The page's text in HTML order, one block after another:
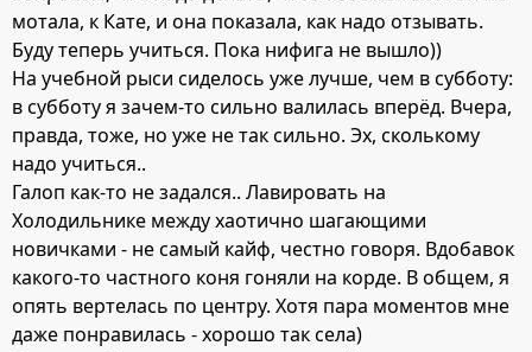
мотала, к Кате, и она показала, как надо отзывать.
Буду теперь учиться. Пока нифига не вышло))
На учебной рыси сиделось уже лучше, чем в субботу:
в субботу я зачем-то сильно валилась вперёд. Вчера,
правда, тоже, но уже не так сильно. Эх, сколькому
надо учиться..
Галоп как-то не задался.. Лавировать на
Холодильнике между хаотично шагающими
новичками - не самый кайф, честно говоря. Вдобавок
какого-то частного коня гоняли на корде. В общем, я
опять вертелась по центру. Хотя пара моментов мне
даже понравилась - хорошо так села)